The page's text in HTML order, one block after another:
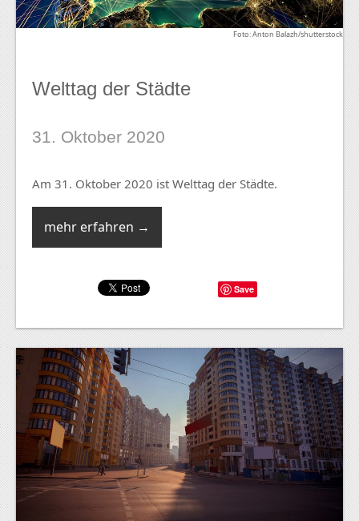
Foto: Anton Balazh/shutterstock
Welttag der Städte
31. Oktober 2020
Am 31. Oktober 2020 ist Welttag der Städte.
mehr erfahren →
Save